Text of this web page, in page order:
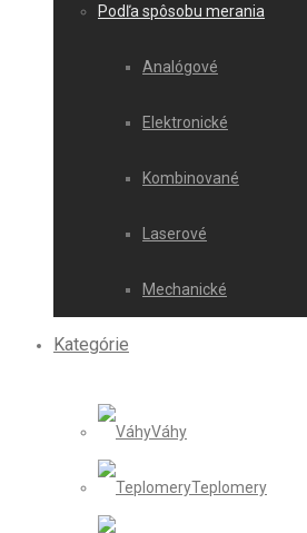
Podľa spôsobu merania
Analógové
Elektronické
Kombinované
Laserové
Mechanické
Kategórie
Váhy
Teplomery